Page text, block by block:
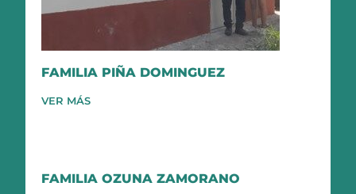
FAMILIA PIÑA DOMINGUEZ
VER MÁS
FAMILIA OZUNA ZAMORANO